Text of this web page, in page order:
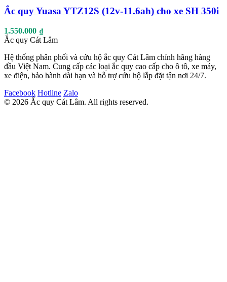
Ắc quy Yuasa YTZ12S (12v-11.6ah) cho xe SH 350i
1.550.000 ₫
Ắc quy Cát Lâm
Hệ thống phân phối và cứu hộ ắc quy Cát Lâm chính hãng hàng
đầu Việt Nam. Cung cấp các loại ắc quy cao cấp cho ô tô, xe máy,
xe điện, bảo hành dài hạn và hỗ trợ cứu hộ lắp đặt tận nơi 24/7.
Facebook Hotline Zalo
© 2026 Ắc quy Cát Lâm. All rights reserved.